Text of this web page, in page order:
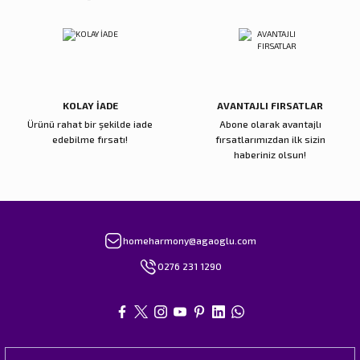
KOLAY İADE
Ürünü rahat bir şekilde iade
edebilme fırsatı!
AVANTAJLI FIRSATLAR
Abone olarak avantajlı
fırsatlarımızdan ilk sizin
haberiniz olsun!
homeharmony@agaoglu.com
0276 231 1290